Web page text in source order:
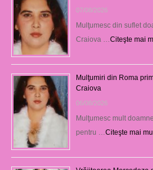
07/08/2026
Mulţumesc din suflet
Craiova … Citeşte mai
Mulţumiri din Roma
Craiova
06/08/2026
Mulţumesc mult
pentru … Citeşte mai